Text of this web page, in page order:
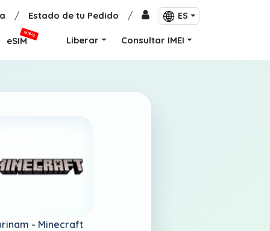
/ Estado de tu Pedido / ES
eSIM
NUEVO
Liberar Consultar IMEI
- Minecraft